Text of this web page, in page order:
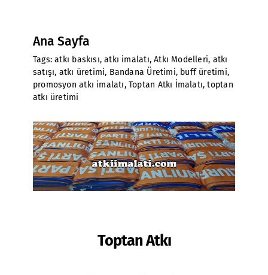
Ana Sayfa
Tags:atkı baskısı,atkı imalatı,Atkı Modelleri, atkı
satışı, atkı üretimi, Bandana Üretimi, buff üretimi,
promosyon atkı imalatı,Toptan Atkı İmalatı,toptan
atkı üretimi
Toptan Atkı